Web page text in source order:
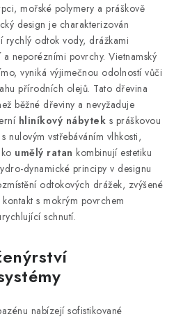
Doprava nábytku k Vám
od smlouvy
mořské polymery a práškově
design je charakterizován
rychlý odtok vody, drážkami
neporézními povrchy. Vietnamský
vyniká výjimečnou odolností vůči
přírodních olejů. Tato dřevina
běžné dřeviny a nevyžaduje
hliníkový nábytek s práškovou
nulovým vstřebáváním vlhkosti,
umělý ratan kombinují estetiku
dynamické principy v designu
odtokových drážek, zvýšené
s mokrým povrchem
schnutí.
nabízejí sofistikované